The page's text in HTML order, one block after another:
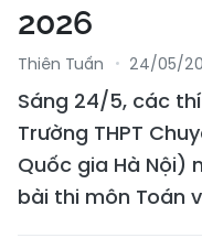
2026
Thiên Tuấn 24/05/
Sáng 24/5, các
Trường THPT
Quốc gia Hà Nội)
bài thi môn Toán